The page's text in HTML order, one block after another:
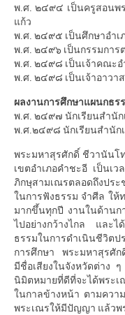
พ.ศ. ๒๔๙๔ เป็นครูสอนพ
แก้ว
พ.ศ. ๒๔๙๕ เป็นศึกษาอำเ
พ.ศ. ๒๔๙๖ เป็นกรรมกา
พ.ศ. ๒๔๙๘ เป็นเจ้าคณะ
พ.ศ. ๒๔๙๘ เป็นเจ้าอาวา
ผลงานการศึกษาแผนกธร
พ.ศ. ๒๔๙๗ นักเรียนสำนั
พ.ศ.๒๔๙๘ นักเรียนสำนัก
พระมหาสุรศักดิ์ ชีวานันโ
เขตอำเภอคำชะอี เป็นเ
ภิกษุสามเณรตลอดถึงปร
ในการฟังธรรม จำศีล ใ
มากขึ้นทุกปี งานในด้านก
ไปอย่างกว้างไกล และไ
ธรรมในการดำเนินชีวิตป
การศึกษา พระมหาสุรศั
มีชื่อเสียงในจังหวัดต่าง
นิมิตหมายที่ดีที่จะได้พระ
ในกาลข้างหน้า ตามควา
พระเณรให้มีปัญญา แล้วพ